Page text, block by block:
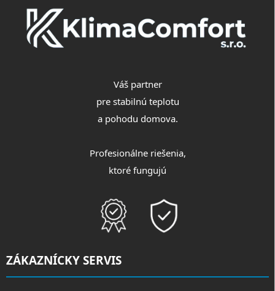
Váš partner
pre stabilnú teplotu
a pohodu domova.
Profesionálne riešenia,
ktoré fungujú
ZÁKAZNÍCKY SERVIS